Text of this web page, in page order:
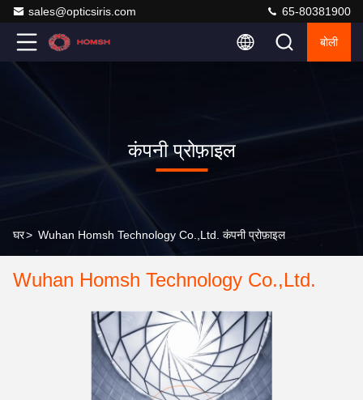
sales@opticsiris.com 65-80381900
बोली
कंपनी प्रोफ़ाइल
घर> Wuhan Homsh Technology Co.,Ltd. कंपनी प्रोफ़ाइल
Wuhan Homsh Technology Co.,Ltd.